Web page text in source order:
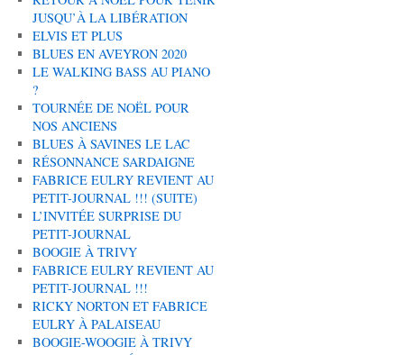
JUSQU’À LA LIBÉRATION
ELVIS ET PLUS
BLUES EN AVEYRON 2020
LE WALKING BASS AU PIANO
?
TOURNÉE DE NOËL POUR
NOS ANCIENS
BLUES À SAVINES LE LAC
RÉSONNANCE SARDAIGNE
FABRICE EULRY REVIENT AU
PETIT-JOURNAL !!! (SUITE)
L’INVITÉE SURPRISE DU
PETIT-JOURNAL
BOOGIE À TRIVY
FABRICE EULRY REVIENT AU
PETIT-JOURNAL !!!
RICKY NORTON ET FABRICE
EULRY À PALAISEAU
BOOGIE-WOOGIE À TRIVY